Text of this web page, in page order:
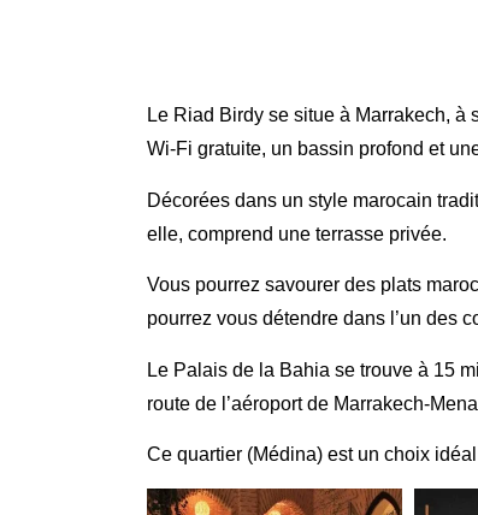
Le Riad Birdy se situe à Marrakech,
Wi-Fi gratuite, un bassin profond et
Décorées dans un style marocain
elle, comprend une terrasse privée.
Vous pourrez savourer des plats
pourrez vous détendre dans l’un des
Le Palais de la Bahia se trouve à 15
route de l’aéroport de Marrakech-
Ce quartier (Médina) est un choix